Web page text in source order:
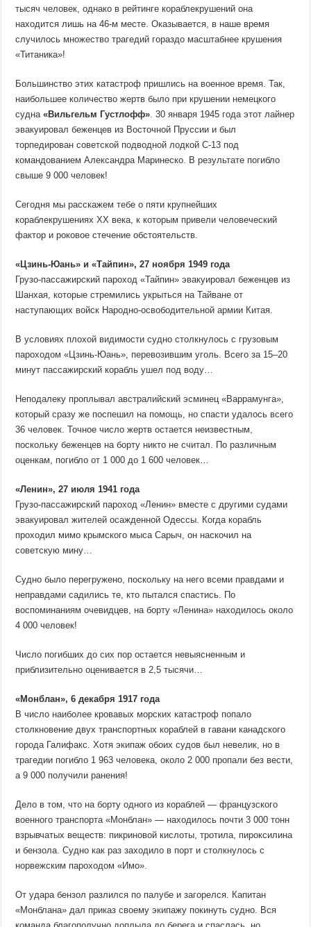
тысяч человек, однако в рейтинге кораблекрушений она
находится лишь на 46-м месте. Оказывается, в наше время
случилось множество трагедий гораздо масштабнее крушения
«Титаника»!
Большинство этих катастроф пришлись на военное время. Так,
наибольшее количество жертв было при крушении немецкого
судна«Вильгельм Густлофф» . 30 января 1945 года этот лайнер
эвакуировал беженцев из Восточной Пруссии и был
торпедирован советской подводной лодкой С-13 под
командованием Александра Маринеско. В результате погибло
свыше 9 000 человек!
Сегодня мы расскажем тебе о пяти крупнейших
кораблекрушениях XX века, к которым привели человеческий
фактор и роковое стечение обстоятельств.
«Цзинь-Юань» и «Тайпин», 27 ноября 1949 года
Грузо-пассажирский пароход «Тайпин» эвакуировал беженцев из
Шанхая, которые стремились укрыться на Тайване от
наступающих войск Народно-освободительной армии Китая.
В условиях плохой видимости судно столкнулось с грузовым
пароходом «Цзинь-Юань», перевозившим уголь. Всего за 15–20
минут пассажирский корабль ушел под воду…
Неподалеку проплывал австралийский эсминец «Варрамунга»,
который сразу же поспешил на помощь, но спасти удалось всего
36 человек. Точное число жертв остается неизвестным,
поскольку беженцев на борту никто не считал. По различным
оценкам, погибло от 1 000 до 1 600 человек…
«Ленин», 27 июля 1941 года
Грузо-пассажирский пароход «Ленин» вместе с другими судами
эвакуировал жителей осажденной Одессы. Когда корабль
проходил мимо крымского мыса Сарыч, он наскочил на
советскую мину…
Судно было перегружено, поскольку на него всеми правдами и
неправдами садились те, кто пытался спастись. По
воспоминаниям очевидцев, на борту «Ленина» находилось около
4 000 человек!
Число погибших до сих пор остается невыясненным и
приблизительно оценивается в 2,5 тысячи…
«Монблан», 6 декабря 1917 года
В число наиболее кровавых морских катастроф попало
столкновение двух транспортных кораблей в гавани канадского
города Галифакс. Хотя экипаж обоих судов был невелик, но в
трагедии погибло 1 963 человека, около 2 000 пропали без вести,
а 9 000 получили ранения!
Дело в том, что на борту одного из кораблей — французского
военного транспорта «Монблан» — находилось почти 3 000 тонн
взрывчатых веществ: пикриновой кислоты, тротила, пироксилина
и бензола. Судно как раз заходило в порт и столкнулось с
норвежским пароходом «Имо».
От удара бензол разлился по палубе и загорелся. Капитан
«Монблана» дал приказ своему экипажу покинуть судно. Вся